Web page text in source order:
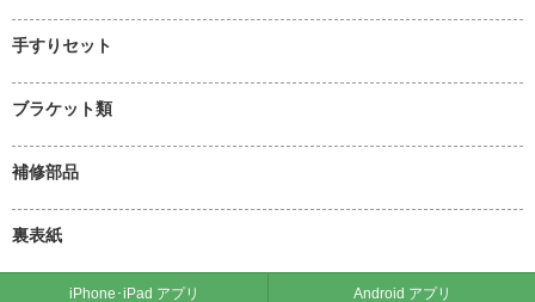
手すりセット
ブラケット類
補修部品
裏表紙
iPhone･iPad アプリ Android アプリ